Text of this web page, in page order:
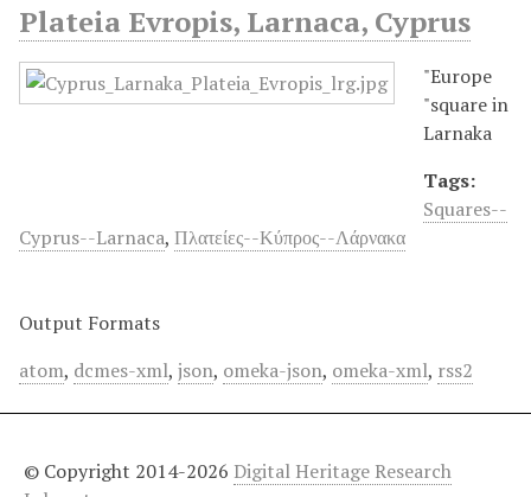
Plateia Evropis, Larnaca, Cyprus
"Europe
"square in
Larnaka
Tags:
Squares--
Cyprus--Larnaca, Πλατείες--Κύπρος--Λάρνακα
Output Formats
atom, dcmes-xml, json, omeka-json, omeka-xml, rss2
© Copyright 2014-2026 Digital Heritage Research